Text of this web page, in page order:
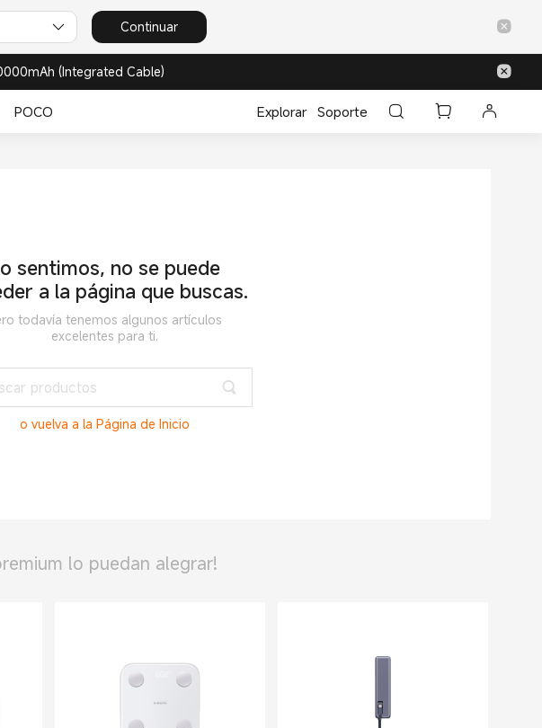
Continuar
(Integrated Cable)
POCO Explorar Soporte
sentimos, no se puede
a la página que buscas.
todavía tenemos algunos artículos
excelentes para ti.
o vuelva a la Página de Inicio
lo puedan alegrar!